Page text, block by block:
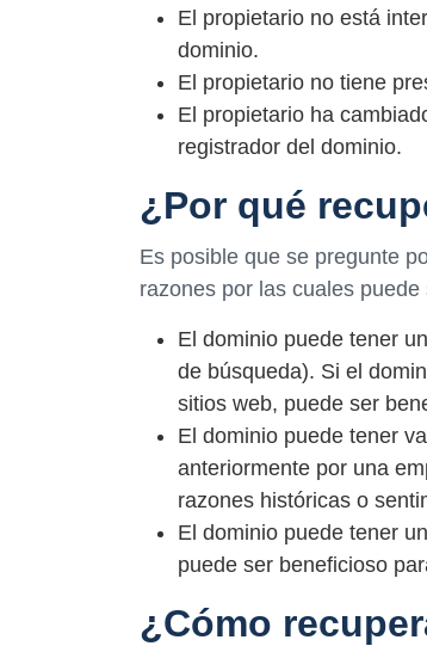
El propietario no está
dominio.
El propietario no tiene
El propietario ha
registrador del dominio.
¿Por qué
Es posible que se pregunte
razones por las cuales
El dominio puede tener
de búsqueda). Si el
sitios web, puede ser
El dominio puede tener
anteriormente por una
razones históricas o
El dominio puede tener
puede ser beneficioso
¿Cómo